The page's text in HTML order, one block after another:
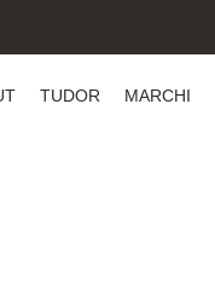
TUDOR MARCHI